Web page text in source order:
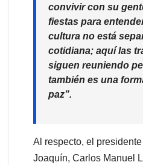
convivir con su
fiestas para
cultura no está
cotidiana; aquí las
siguen reuniendo
también es una
paz”.
Al respecto, el
Joaquín, Carlos Manuel